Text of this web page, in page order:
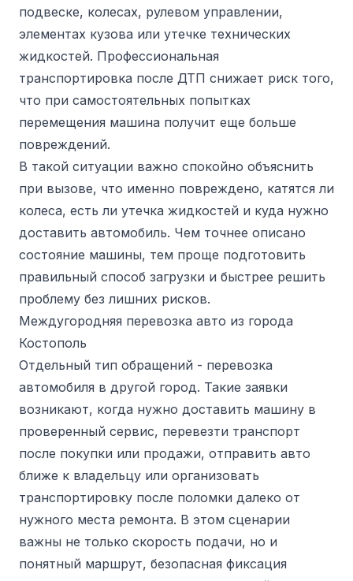
подвеске, колесах, рулевом управлении,
элементах кузова или утечке технических
жидкостей. Профессиональная
транспортировка после ДТП снижает риск того,
что при самостоятельных попытках
перемещения машина получит еще больше
повреждений.
В такой ситуации важно спокойно объяснить
при вызове, что именно повреждено, катятся ли
колеса, есть ли утечка жидкостей и куда нужно
доставить автомобиль. Чем точнее описано
состояние машины, тем проще подготовить
правильный способ загрузки и быстрее решить
проблему без лишних рисков.
Междугородняя перевозка авто из города
Костополь
Отдельный тип обращений - перевозка
автомобиля в другой город. Такие заявки
возникают, когда нужно доставить машину в
проверенный сервис, перевезти транспорт
после покупки или продажи, отправить авто
ближе к владельцу или организовать
транспортировку после поломки далеко от
нужного места ремонта. В этом сценарии
важны не только скорость подачи, но и
понятный маршрут, безопасная фиксация